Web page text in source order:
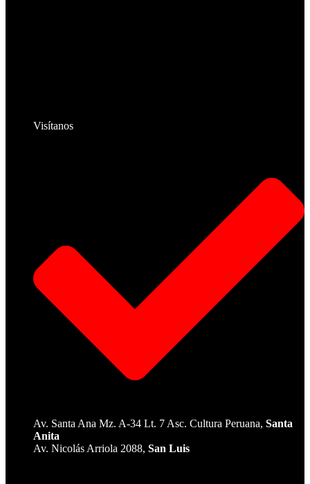
Visítanos
Av. Santa Ana Mz. A-34 Lt. 7 Asc. Cultura Peruana, Santa
Anita
Av. Nicolás Arriola 2088, San Luis